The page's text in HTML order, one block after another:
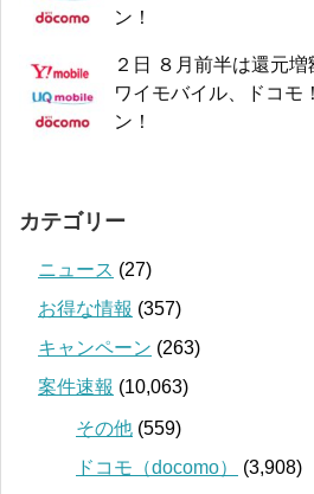
ン！
２日 ８月前半は還元増
ワイモバイル、ドコモ
ン！
カテゴリー
ニュース (27)
お得な情報 (357)
キャンペーン (263)
案件速報 (10,063)
その他 (559)
ドコモ（docomo）
(3,908)